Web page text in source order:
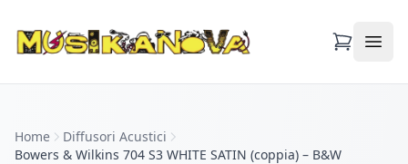
Apri
Home
Diffusori Acustici
Bowers & Wilkins 704 S3 WHITE SATIN (coppia) – B&W